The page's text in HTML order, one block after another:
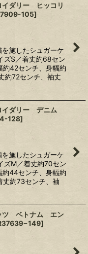
ダリー ヒッコリ
105]
施したシュガーケ
ズS／着丈約68セン
約42センチ、身幅約
約72センチ、袖丈
イダリー デニム
128]
施したシュガーケ
ズM／着丈約70セン
約44センチ、身幅約
約73センチ、袖
ツ ベトナム エン
]